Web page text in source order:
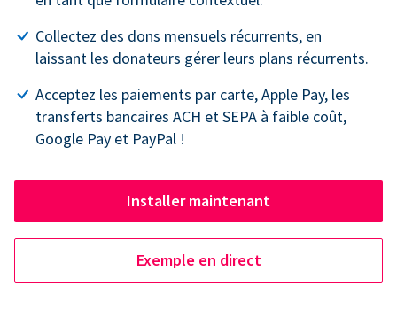
Collectez des dons mensuels récurrents, en
laissant les donateurs gérer leurs plans récurrents.
Acceptez les paiements par carte, Apple Pay, les
transferts bancaires ACH et SEPA à faible coût,
Google Pay et PayPal !
Installer maintenant
Exemple en direct